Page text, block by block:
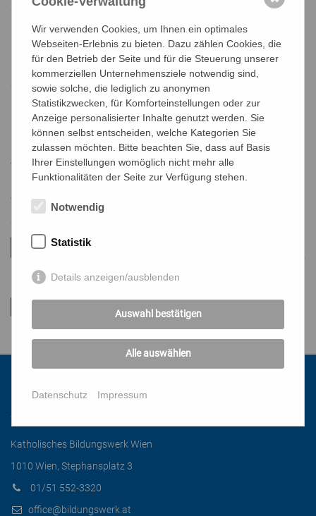
aus Pfarren der Erzdiözese Wien, die aktiv eine Eltern-Kind-
Gruppe führen oder gründen wollen, gibt es
Unterstützungsmöglichkeiten - bitte kontaktieren Sie uns)
Kooperation: Fachstelle Beziehung-Ehe-Familie der Diözese
St. Pölten und KBW Erzdiözese Wien
Infos&Anmeldung:
Birgit Rümmele, b.ruemmele@edw.or.at,
0676/559 13 28,
Erzdiözese Wien
Anita Nussmüller,a.nussmueller@kirche.at,0676
826615328, Diözese St. Pölten
Weitere Infoshier
Info-Flyer "Eltern-Kind-Gruppen" Lehrgang 2022/23
Download: eki_wien_neu.pdf - 564 kB
ke/mz
Kontakt
Katholisches Bildungswerk Wien
1010 Wien, Stephansplatz 3
01/51 552-3320
office@bildungswerk.at
Wir verwenden Cookies, um Ihnen ein optimales
Webseiten-Erlebnis zu bieten. Dazu zählen Cookies, die
für den Betrieb der Seite und für die Steuerung unserer
kommerziellen Unternehmensziele notwendig sind,
sowie solche, die lediglich zu anonymen
Statistikzwecken, für Komforteinstellungen oder zur
Anzeige personalisierter Inhalte genutzt werden. Sie
können selbst entscheiden, welche Kategorien Sie
zulassen möchten. Bitte beachten Sie, dass auf Basis
Ihrer Einstellungen womöglich nicht mehr alle
Funktionalitäten der Seite zur Verfügung stehen.
Notwendig
Statistik
Details anzeigen/ausblenden
Auswahl bestätigen
Alle auswählen
Datenschutz Impressum